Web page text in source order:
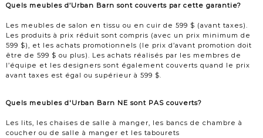
Quels meubles d’Urban Barn sont couverts par cette garantie?
Les meubles de salon en tissu ou en cuir de 599 $ (avant taxes).
Les produits à prix réduit sont compris (avec un prix minimum de
599 $), et les achats promotionnels (le prix d’avant promotion doit
être de 599 $ ou plus). Les achats réalisés par les membres de
l’équipe et les designers sont également couverts quand le prix
avant taxes est égal ou supérieur à 599 $.
Quels meubles d'Urban Barn NE sont PAS couverts?
Les lits, les chaises de salle à manger, les bancs de chambre à
coucher ou de salle à manger et les tabourets